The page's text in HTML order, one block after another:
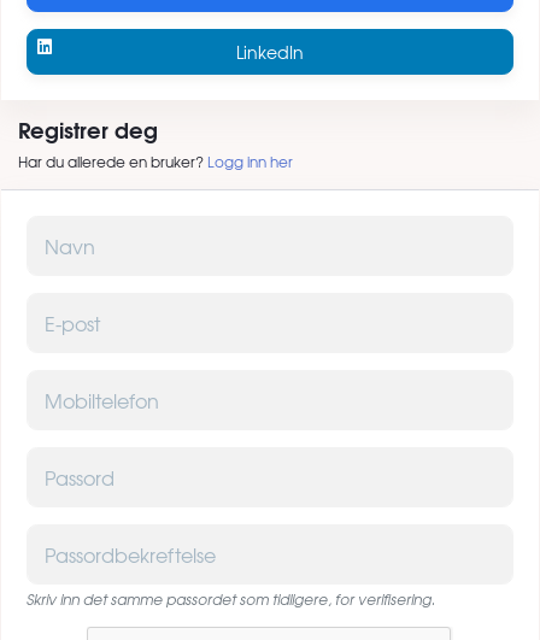
LinkedIn
Registrer deg
Har du allerede en bruker? Logg inn her
Skriv inn det samme passordet som tidligere, for verifisering.